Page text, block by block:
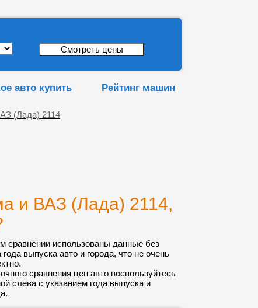
авто купить Рейтинг машин
(Лада) 2114
и ВАЗ (Лада) 2114,
сравнении использованы данные без
года выпуска авто и города, что не очень
сравнения цен авто воспользуйтесь
слева с указанием года выпуска и